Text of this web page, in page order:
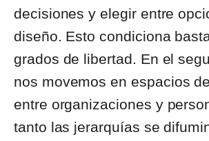
decisiones y elegir entre
diseño. Esto condiciona
grados de libertad. En el
nos movemos en espacios
entre organizaciones y
tanto las jerarquías se